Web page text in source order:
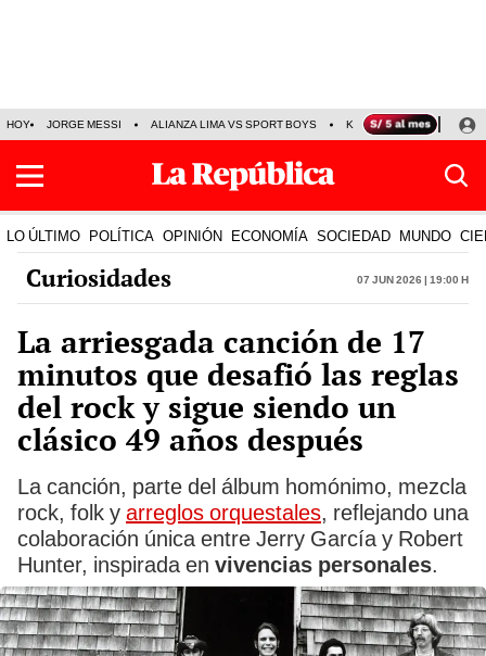
HOY JORGE MESSI ALIANZA LIMA VS SPORT BOYS KENJI FUJIMORI
LO ÚLTIMO POLÍTICA OPINIÓN ECONOMÍA SOCIEDAD MUNDO
Curiosidades 07 Jun 2026 | 19:00 h
La arriesgada canción de 17
minutos que desafió las reglas
del rock y sigue siendo un
clásico 49 años después
La canción, parte del álbum homónimo, mezcla
rock, folk y arreglos orquestales, reflejando una
colaboración única entre Jerry García y Robert
Hunter, inspirada en vivencias personales.